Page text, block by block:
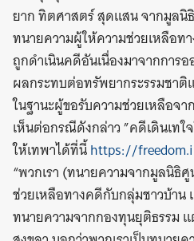
ยาก ทิตศาสตร์ สุดแสน จากมูล
ทนายความผู้ให้ความช่วยเหลือ
ถูกดำเนินคดีอันเนื่องมาจากการ
ผลกระทบต่อทรัพยากระรรมชาติ
ในฐานะผู้ขอรับความช่วยเหลือจ
เห็นต่อกรณีดังกล่าว ”คดีเดินเทใ
ให้เทพาได้ที่นี้https://
“พวกเรา (ทนายความจากมูลนิธิ
ช่วยเหลือทางคดีกับกลุ่มชาวบ้าน
ทนายความจากกองทุนยุติธรรม